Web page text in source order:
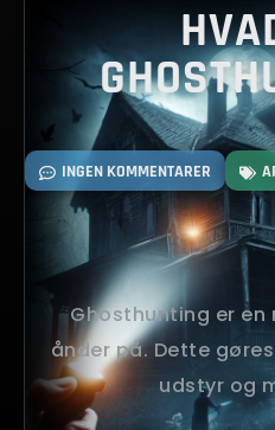
INGEN KOMMENTARER
Ghosthunting er
ånder på. Dette
udstyr og